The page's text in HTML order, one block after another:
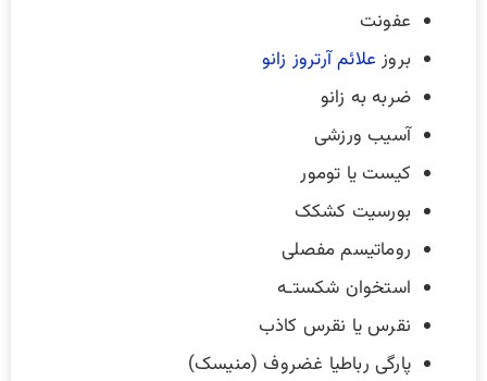
عفونت
بروز علائم آرتروز زانو
ضربه به زانو
آسیب ورزشی
کیست یا تومور
بورسیت کشکک
روماتیسم مفصلی
استخوان شکستـه
نقرس یا نقرس کاذب
پارگی رباطیا غضروف (منیسک)